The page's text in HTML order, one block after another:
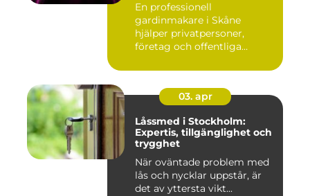
En professionell
gardinmakare i Skåne
hjälper privatpersoner,
företag och offentliga
03. apr
Låssmed i Stockholm:
Expertis, tillgänglighet och
trygghet
När oväntade problem med
lås och nycklar uppstår, är
det av yttersta vikt...